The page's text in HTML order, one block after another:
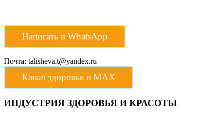
Написать в WhatsApp
Почта: talisheva.t@yandex.ru
Канал здоровья в МАХ
ИНДУСТРИЯ ЗДОРОВЬЯ И КРАСОТЫ